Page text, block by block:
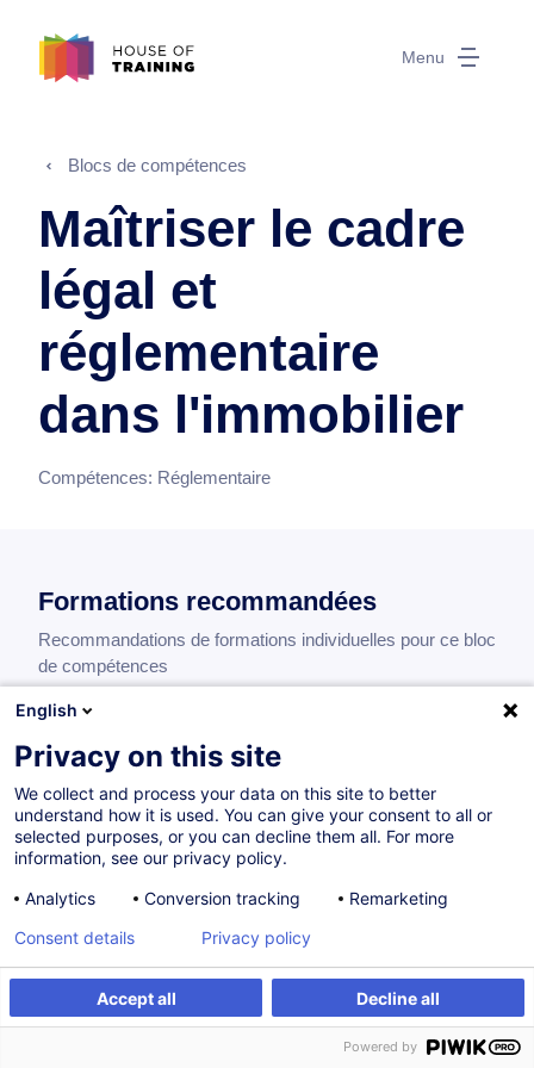
Menu
Blocs de compétences
Maîtriser le cadre
légal et
réglementaire
dans l'immobilier
Compétences: Réglementaire
Formations recommandées
Recommandations de formations individuelles pour ce bloc
de compétences
AML pour les professionnels de l'immobilier
FR
175,00EUR
18.09.2026 4H
Formation présentielle
Formation à distance Compétences durables
Cours du jour
English
Privacy on this site
We collect and process your data on this site to better
understand how it is used. You can give your consent to all or
selected purposes, or you can decline them all. For more
information, see our privacy policy.
Analytics
Conversion tracking Remarketing
Accept all Decline all
Consent details Privacy policy
Powered by